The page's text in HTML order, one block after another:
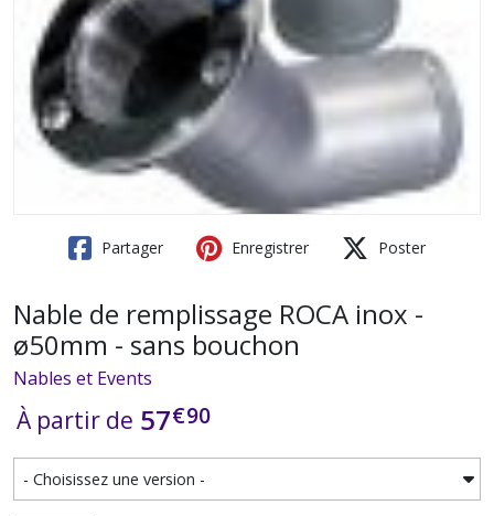
Partager Enregistrer Poster
Nable de remplissage ROCA inox -
ø50mm - sans bouchon
Nables et Events
À partir de 57€90